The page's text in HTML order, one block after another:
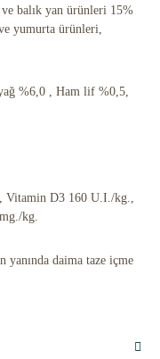
balık yan ürünleri 15%
yumurta ürünleri,
%6,0 , Ham lif %0,5,
Vitamin D3 160 U.I./kg.,
kg.
yanında daima taze içme